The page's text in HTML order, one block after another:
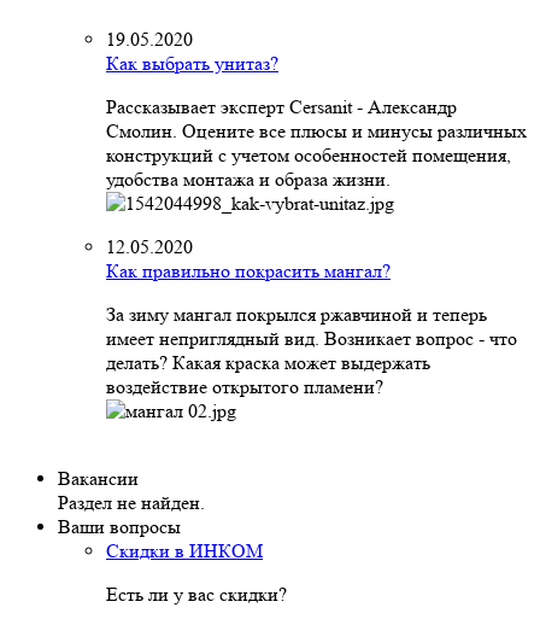
19.05.2020
Как выбрать унитаз?
Рассказывает эксперт Cersanit - Александр
Смолин. Оцените все плюсы и минусы различных
конструкций с учетом особенностей помещения,
удобства монтажа и образа жизни.
12.05.2020
Как правильно покрасить мангал?
За зиму мангал покрылся ржавчиной и теперь
имеет неприглядный вид. Возникает вопрос - что
делать? Какая краска может выдержать
воздействие открытого пламени?
Вакансии
Раздел не найден.
Ваши вопросы
Скидки в ИНКОМ
Есть ли у вас скидки?